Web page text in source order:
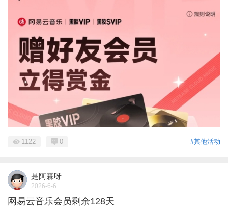
#其他活动
1122 0
是阿霖呀
2026-6-6
网易云音乐会员剩余128天